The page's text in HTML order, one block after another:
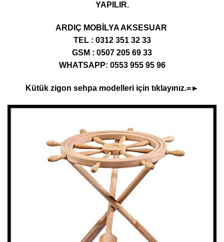
YAPILIR.
ARDIÇ MOBİLYA AKSESUAR
TEL : 0312 351 32 33
GSM : 0507 205 69 33
WHATSAPP: 0553 955 95 96
Kütük zigon sehpa modelleri için tıklayınız.=►